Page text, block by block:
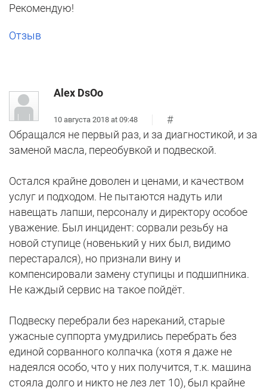
Рекомендую!
Отзыв
Alex DsOo
10 августа 2018 at 09:48
#
Обращался не первый раз, и за диагностикой, и за
заменой масла, переобувкой и подвеской.
Остался крайне доволен и ценами, и качеством
услуг и подходом. Не пытаются надуть или
навещать лапши, персоналу и директору особое
уважение. Был инцидент: сорвали резьбу на
новой ступице (новенький у них был, видимо
перестарался), но признали вину и
компенсировали замену ступицы и подшипника.
Не каждый сервис на такое пойдёт.
Подвеску перебрали без нареканий, старые
ужасные суппорта умудрились перебрать без
единой сорванного колпачка (хотя я даже не
надеялся особо, что у них получится, т.к. машина
стояла долго и никто не лез лет 10), был крайне